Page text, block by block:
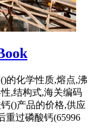
的化学性质,熔点,沸
,结构式,海关编码
()产品的价格,供应
重过磷酸钙(65996